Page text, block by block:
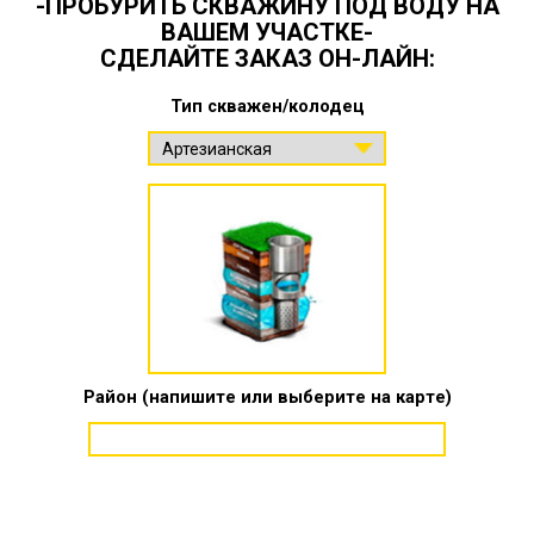
ВАШЕМ УЧАСТКЕ-
СДЕЛАЙТЕ ЗАКАЗ ОН-ЛАЙН:
Тип скважен/колодец
Район (напишите или выберите на карте)